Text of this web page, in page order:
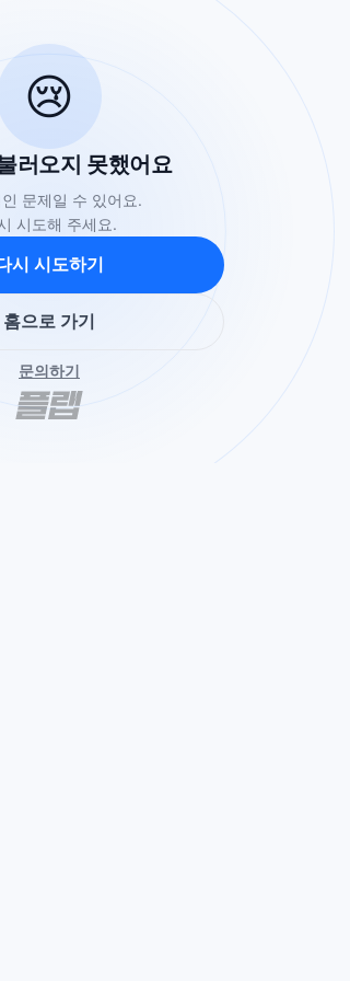
😢
러오지 못했어요
문제일 수 있어요.
시도해 주세요.
시 시도하기
홈으로 가기
문의하기